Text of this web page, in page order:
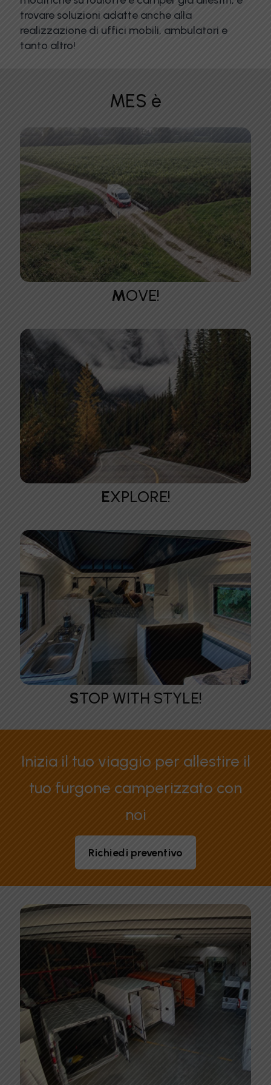
trovare soluzioni adatte anche alla
realizzazione di uffici mobili, ambulatori e
tanto altro!
MES è
MOVE!
EXPLORE!
STOP WITH STYLE!
Inizia il tuo viaggio per allestire il
tuo furgone camperizzato con
noi
Richiedi preventivo